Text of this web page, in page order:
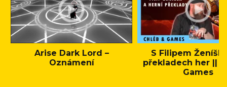
Arise Dark Lord –
Oznámení
S Filipem
překladech her ||
Games